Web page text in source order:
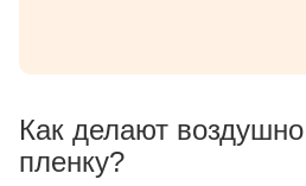
Как делают
пленку?